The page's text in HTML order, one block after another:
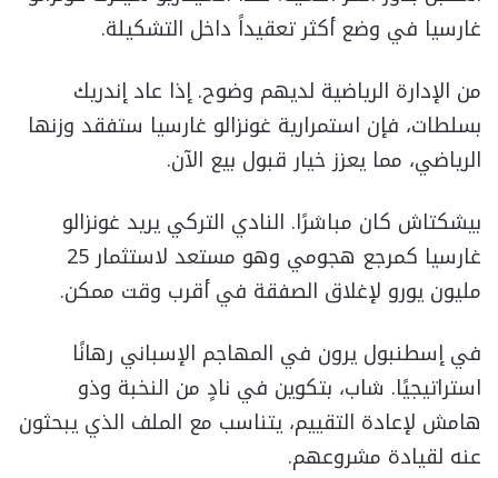
غارسيا في وضع أكثر تعقيداً داخل التشكيلة.
من الإدارة الرياضية لديهم وضوح. إذا عاد إندريك
بسلطات، فإن استمرارية غونزالو غارسيا ستفقد وزنها
الرياضي، مما يعزز خيار قبول بيع الآن.
بيشكتاش كان مباشرًا. النادي التركي يريد غونزالو
غارسيا كمرجع هجومي وهو مستعد لاستثمار 25
مليون يورو لإغلاق الصفقة في أقرب وقت ممكن.
في إسطنبول يرون في المهاجم الإسباني رهانًا
استراتيجيًا. شاب، بتكوين في نادٍ من النخبة وذو
هامش لإعادة التقييم، يتناسب مع الملف الذي يبحثون
عنه لقيادة مشروعهم.